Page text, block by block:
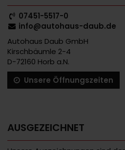
07451-5517-0
info@autohaus-daub.de
Autohaus Daub GmbH
Kirschbäumle 2-4
D-72160 Horb a.N.
Unsere Öffnungszeiten
AUSGEZEICHNET